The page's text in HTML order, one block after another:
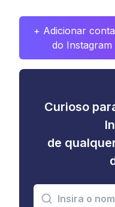
+ Adicionar
do
Curioso
de